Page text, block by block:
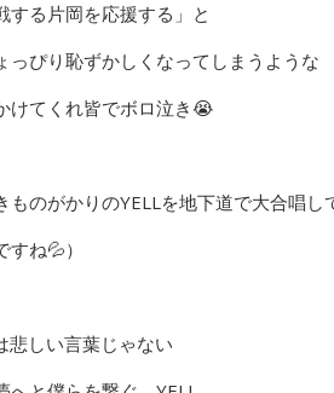
する片岡を応援する」と
っぴり恥ずかしくなってしまうような
けてくれ皆でボロ泣き😭
ものがかりのYELLを地下道で大合唱し
すね💦）
悲しい言葉じゃない